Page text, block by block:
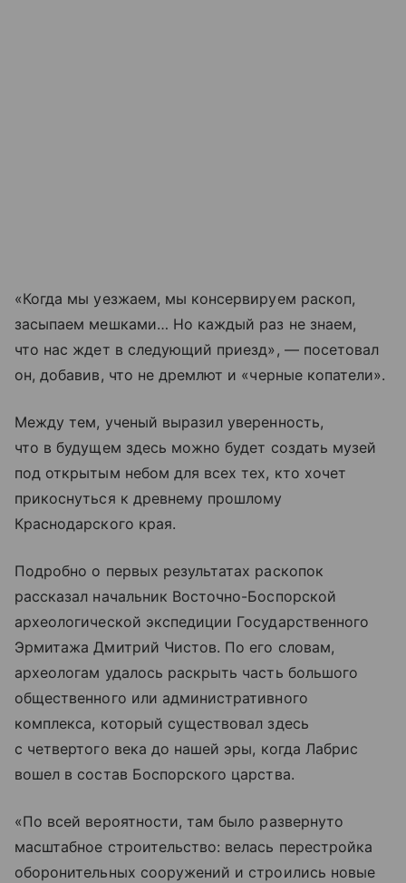
«Когда мы уезжаем, мы консервируем раскоп,
засыпаем мешками… Но каждый раз не знаем,
что нас ждет в следующий приезд», — посетовал
он, добавив, что не дремлют и «черные копатели».
Между тем, ученый выразил уверенность,
что в будущем здесь можно будет создать музей
под открытым небом для всех тех, кто хочет
прикоснуться к древнему прошлому
Краснодарского края.
Подробно о первых результатах раскопок
рассказал начальник Восточно-Боспорской
археологической экспедиции Государственного
Эрмитажа Дмитрий Чистов. По его словам,
археологам удалось раскрыть часть большого
общественного или административного
комплекса, который существовал здесь
с четвертого века до нашей эры, когда Лабрис
вошел в состав Боспорского царства.
«По всей вероятности, там было развернуто
масштабное строительство: велась перестройка
оборонительных сооружений и строились новые